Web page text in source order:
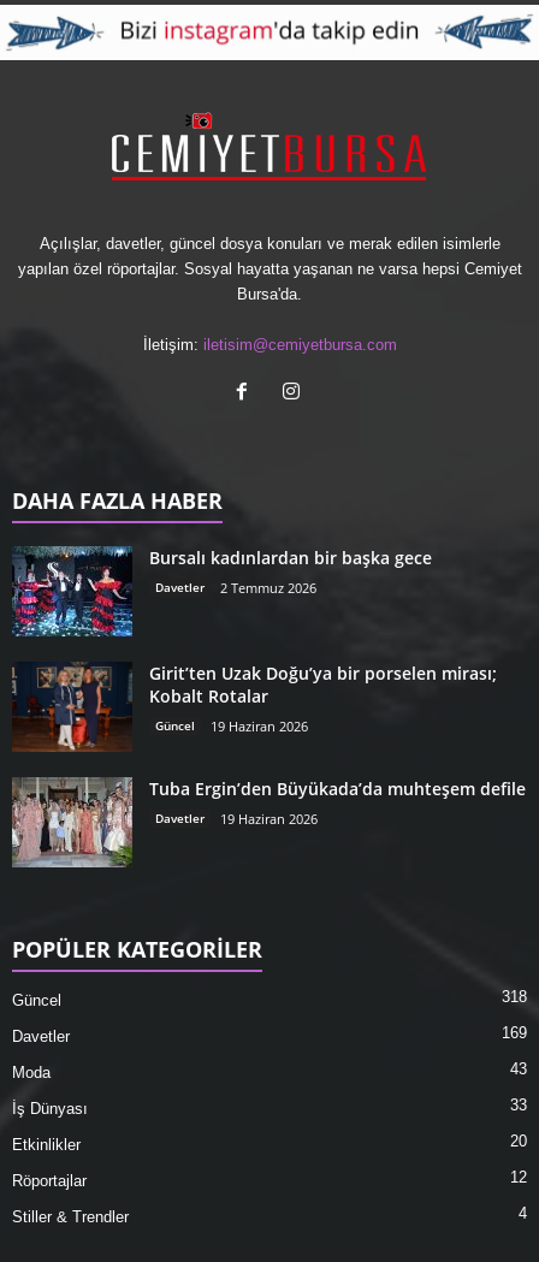
Açılışlar, davetler, güncel dosya konuları ve merak edilen isimlerle
yapılan özel röportajlar. Sosyal hayatta yaşanan ne varsa hepsi Cemiyet
Bursa'da.
İletişim: iletisim@cemiyetbursa.com
DAHA FAZLA HABER
Bursalı kadınlardan bir başka gece
Davetler 2 Temmuz 2026
Girit’ten Uzak Doğu’ya bir porselen mirası;
Kobalt Rotalar
Güncel 19 Haziran 2026
Tuba Ergin’den Büyükada’da muhteşem defile
Davetler 19 Haziran 2026
POPÜLER KATEGORİLER
Güncel 318
Davetler 169
Moda 43
İş Dünyası 33
Etkinlikler 20
Röportajlar 12
Stiller & Trendler 4